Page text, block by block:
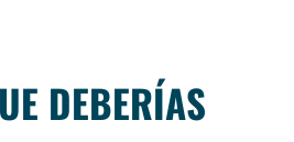
DEBERÍAS